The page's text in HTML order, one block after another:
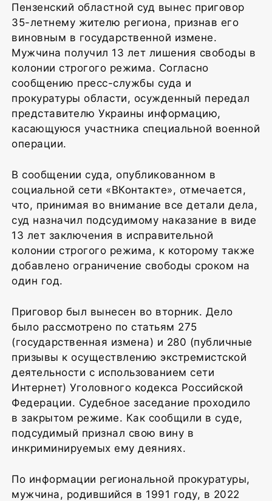
Пензенский областной суд вынес приговор
35-летнему жителю региона, признав его
виновным в государственной измене.
Мужчина получил 13 лет лишения свободы в
колонии строгого режима. Согласно
сообщению пресс-службы суда и
прокуратуры области, осужденный передал
представителю Украины информацию,
касающуюся участника специальной военной
операции.
В сообщении суда, опубликованном в
социальной сети «ВКонтакте», отмечается,
что, принимая во внимание все детали дела,
суд назначил подсудимому наказание в виде
13 лет заключения в исправительной
колонии строгого режима, к которому также
добавлено ограничение свободы сроком на
один год.
Приговор был вынесен во вторник. Дело
было рассмотрено по статьям 275
(государственная измена) и 280 (публичные
призывы к осуществлению экстремистской
деятельности с использованием сети
Интернет) Уголовного кодекса Российской
Федерации. Судебное заседание проходило
в закрытом режиме. Как сообщили в суде,
подсудимый признал свою вину в
инкриминируемых ему деяниях.
По информации региональной прокуратуры,
мужчина, родившийся в 1991 году, в 2022